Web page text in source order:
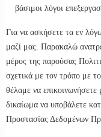
βάσιμοι λόγοι
Για να ασκήσετε τα εν
μαζί μας. Παρακαλώ
μέρος της παρούσας
σχετικά με τον τρόπο με
θέλαμε να
δικαίωμα να υποβάλετε
Προστασίας Δεδομένων